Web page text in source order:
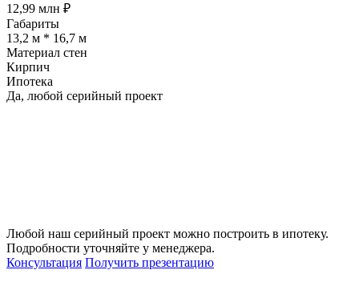
12,99 млн ₽
Габариты
13,2 м * 16,7 м
Материал стен
Кирпич
Ипотека
Да, любой серийный проект
Любой наш серийный проект можно построить в ипотеку.
Подробности уточняйте у менеджера.
Консультация Получить презентацию